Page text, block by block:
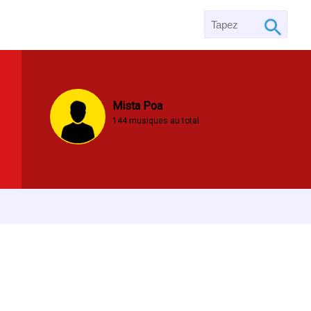
Mista Poa
144 musiques au total